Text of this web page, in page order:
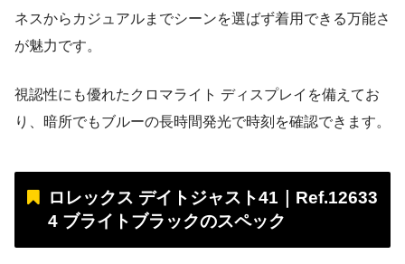
ネスからカジュアルまでシーンを選ばず着用できる万能さ
が魅力です。
視認性にも優れたクロマライト ディスプレイを備えてお
り、暗所でもブルーの長時間発光で時刻を確認できます。
ロレックス デイトジャスト41｜Ref.12633
4 ブライトブラックのスペック